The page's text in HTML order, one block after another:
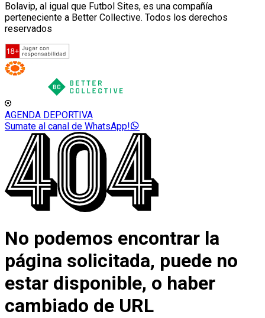
Bolavip, al igual que Futbol Sites, es una compañía
perteneciente a Better Collective. Todos los derechos
reservados
AGENDA DEPORTIVA
Sumate al canal de WhatsApp!
No podemos encontrar la
página solicitada, puede no
estar disponible, o haber
cambiado de URL